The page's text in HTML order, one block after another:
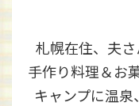
札幌在住、夫さ
手作り料理＆お
キャンプに温泉